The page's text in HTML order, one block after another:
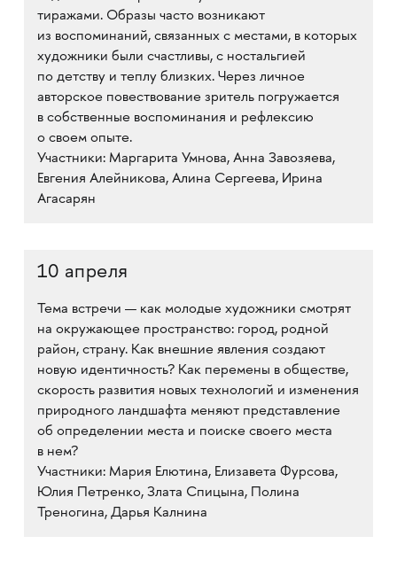
тиражами. Образы часто возникают
из воспоминаний, связанных с местами, в которых
художники были счастливы, с ностальгией
по детству и теплу близких. Через личное
авторское повествование зритель погружается
в собственные воспоминания и рефлексию
о своем опыте.
Участники: Маргарита Умнова, Анна Завозяева,
Евгения Алейникова, Алина Сергеева, Ирина
Агасарян
10 апреля
Тема встречи — как молодые художники смотрят
на окружающее пространство: город, родной
район, страну. Как внешние явления создают
новую идентичность? Как перемены в обществе,
скорость развития новых технологий и изменения
природного ландшафта меняют представление
об определении места и поиске своего места
в нем?
Участники: Мария Елютина, Елизавета Фурсова,
Юлия Петренко, Злата Спицына, Полина
Треногина, Дарья Калнина